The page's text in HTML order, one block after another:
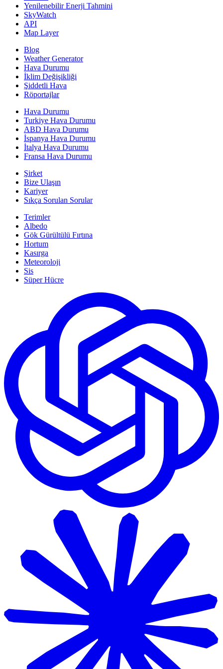
Yenilenebilir Enerji Tahmini
SkyWatch
API
Map Layer
Blog
Weather Generator
Hava Durumu
İklim Değişikliği
Şiddetli Hava
Röportajlar
Hava Durumu
Turkiye Hava Durumu
ABD Hava Durumu
İspanya Hava Durumu
İtalya Hava Durumu
Fransa Hava Durumu
Şirket
Bize Ulaşın
Kariyer
Sıkça Sorulan Sorular
Terimler
Albedo
Gök Gürültülü Fırtına
Hortum
Kasırga
Meteoroloji
Sis
Süper Hücre